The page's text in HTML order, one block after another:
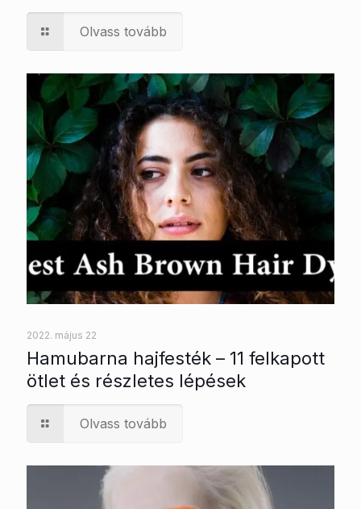
Olvass tovább
2022. május 22
Hamubarna hajfesték – 11 felkapott
ötlet és részletes lépések
Olvass tovább